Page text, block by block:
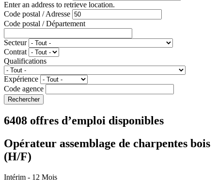
Enter an address to retrieve location.
Code postal / Adresse
Code postal / Département
Secteur
Contrat
Qualifications
Expérience
Code agence
6408 offres d’emploi disponibles
Opérateur assemblage de charpentes bois
(H/F)
Intérim - 12 Mois